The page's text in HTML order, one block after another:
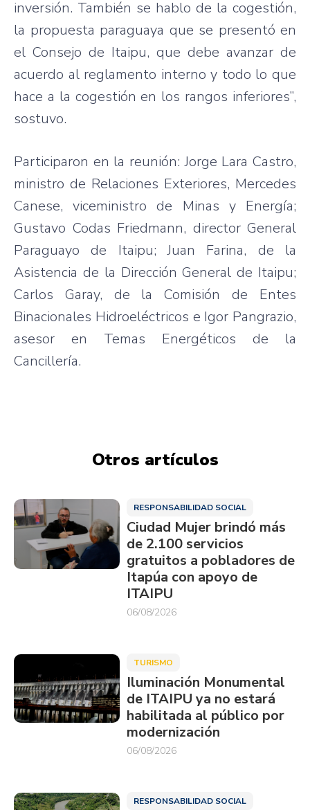
inversión. También se hablo de la cogestión,
la propuesta paraguaya que se presentó en
el Consejo de Itaipu, que debe avanzar de
acuerdo al reglamento interno y todo lo que
hace a la cogestión en los rangos inferiores”,
sostuvo.
Participaron en la reunión: Jorge Lara Castro,
ministro de Relaciones Exteriores, Mercedes
Canese, viceministro de Minas y Energía;
Gustavo Codas Friedmann, director General
Paraguayo de Itaipu; Juan Farina, de la
Asistencia de la Dirección General de Itaipu;
Carlos Garay, de la Comisión de Entes
Binacionales Hidroeléctricos e Igor Pangrazio,
asesor en Temas Energéticos de la
Cancillería.
Otros artículos
RESPONSABILIDAD SOCIAL
Ciudad Mujer brindó más
de 2.100 servicios
gratuitos a pobladores de
Itapúa con apoyo de
ITAIPU
06/08/2026
TURISMO
Iluminación Monumental
de ITAIPU ya no estará
habilitada al público por
modernización
06/08/2026
RESPONSABILIDAD SOCIAL